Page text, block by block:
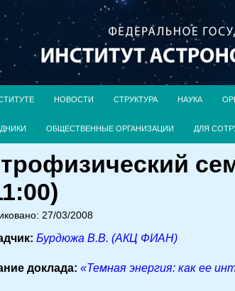
НОВОСТИ СТРУКТУРА НАУКА
ОБЩЕСТВЕННЫЕ ОРГАНИЗАЦИИ ДЛЯ
27/03/2008
Бурдюжа В.В. (АКЦ ФИАН)
доклада: «Темная энергия: как ее